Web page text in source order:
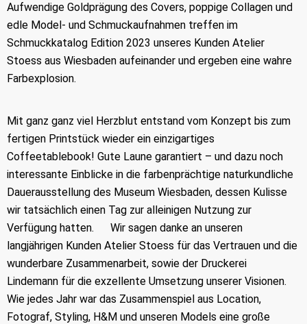
Aufwendige Goldprägung des Covers, poppige Collagen und
edle Model- und Schmuckaufnahmen treffen im
Schmuckkatalog Edition 2023 unseres Kunden Atelier
Stoess aus Wiesbaden aufeinander und ergeben eine wahre
Farbexplosion.
Mit ganz ganz viel Herzblut entstand vom Konzept bis zum
fertigen Printstück wieder ein einzigartiges
Coffeetablebook! Gute Laune garantiert – und dazu noch
interessante Einblicke in die farbenprächtige naturkundliche
Dauerausstellung des Museum Wiesbaden, dessen Kulisse
wir tatsächlich einen Tag zur alleinigen Nutzung zur
Verfügung hatten. Wir sagen danke an unseren
langjährigen Kunden Atelier Stoess für das Vertrauen und die
wunderbare Zusammenarbeit, sowie der Druckerei
Lindemann für die exzellente Umsetzung unserer Visionen.
Wie jedes Jahr war das Zusammenspiel aus Location,
Fotograf, Styling, H&M und unseren Models eine große